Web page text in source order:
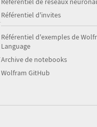
Référentiel d'invites
Référentiel d'exemples de
Language
Archive de notebooks
Wolfram GitHub